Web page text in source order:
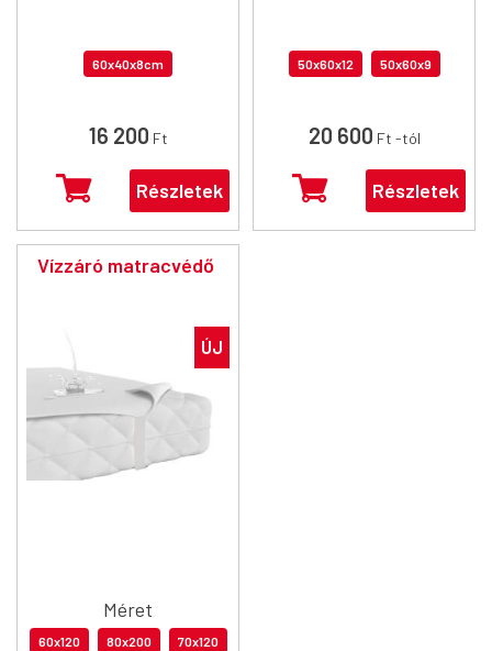
60x40x8cm
16 200 Ft
Részletek
50x60x12 50x60x9
20 600 Ft -tól
Részletek
ÚJ
Vízzáró matracvédő
Méret
60x120 80x200 70x120